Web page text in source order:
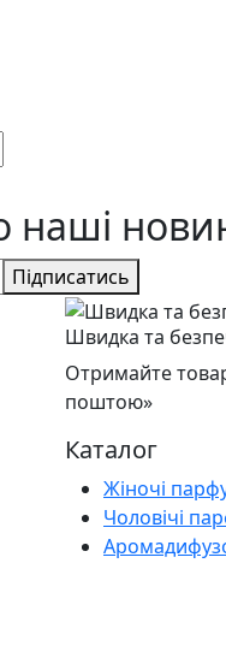
наші
Підписатись
Швидка та
Отримайте
поштою»
Каталог
Жіночі
Чоловічі